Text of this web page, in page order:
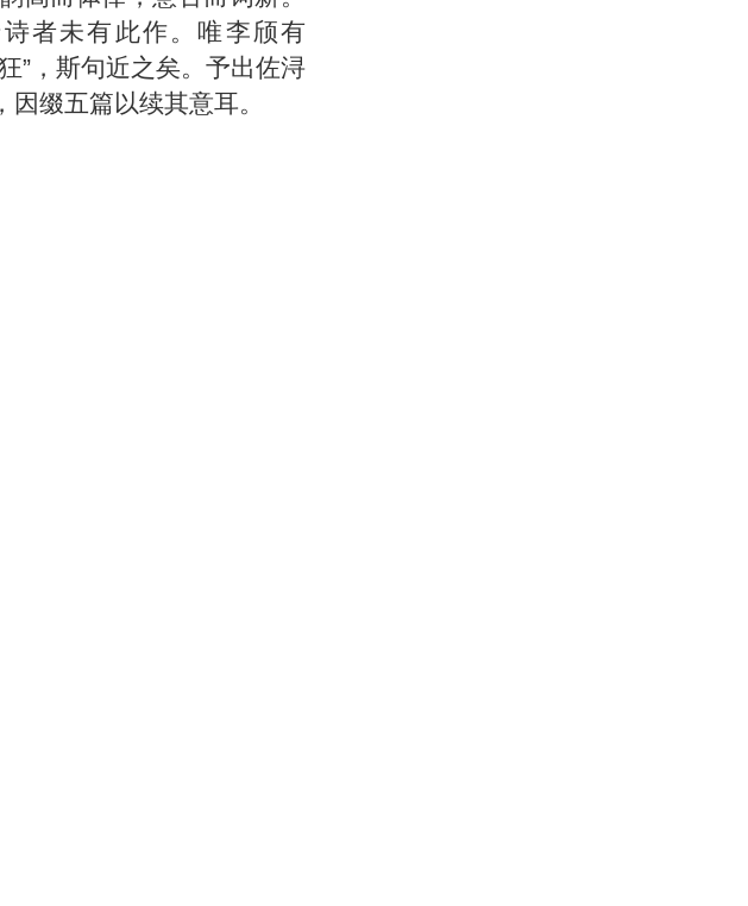
者未有此作。唯李颀有
”，斯句近之矣。予出佐浔
缀五篇以续其意耳。